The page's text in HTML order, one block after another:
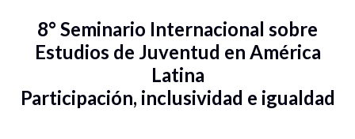
8° Seminario Internacional sobre
Estudios de Juventud en América
Latina
Participación, inclusividad e igualdad